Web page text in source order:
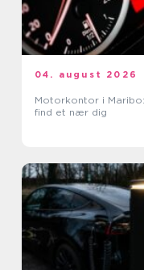
04. august 2026
Motorkontor i Maribo:
find et nær dig